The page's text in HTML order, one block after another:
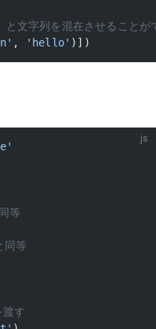
字列を混在させることが
, 'hello' )])
js
等
等
す